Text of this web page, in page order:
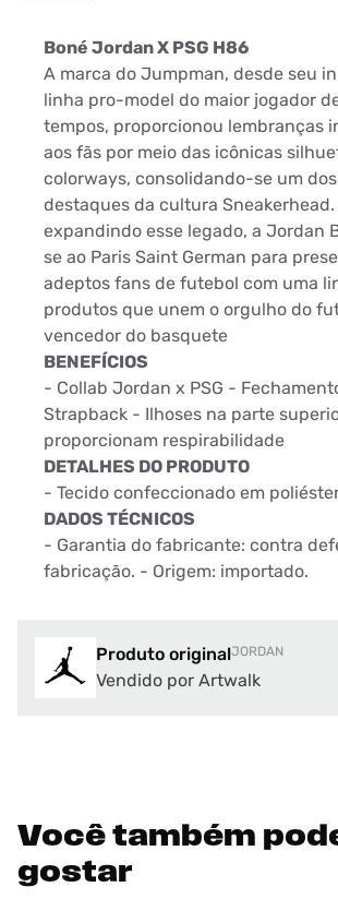
Boné Jordan X PSG H86
A marca do Jumpman, desde seu
linha pro-model do maior jogador
tempos, proporcionou lembranças
aos fãs por meio das icônicas
colorways, consolidando-se um
destaques da cultura Sneakerhead.
expandindo esse legado, a Jordan
se ao Paris Saint German para
adeptos fans de futebol com uma
produtos que unem o orgulho do
vencedor do basquete
BENEFÍCIOS
- Collab Jordan x PSG -
Strapback - Ilhoses na parte
proporcionam respirabilidade
DETALHES DO PRODUTO
- Tecido confeccionado em
DADOS TÉCNICOS
- Garantia do fabricante: contra
fabricação. - Origem: importado.
Produto originalJORDAN
Vendido por Artwalk
Você também
gostar